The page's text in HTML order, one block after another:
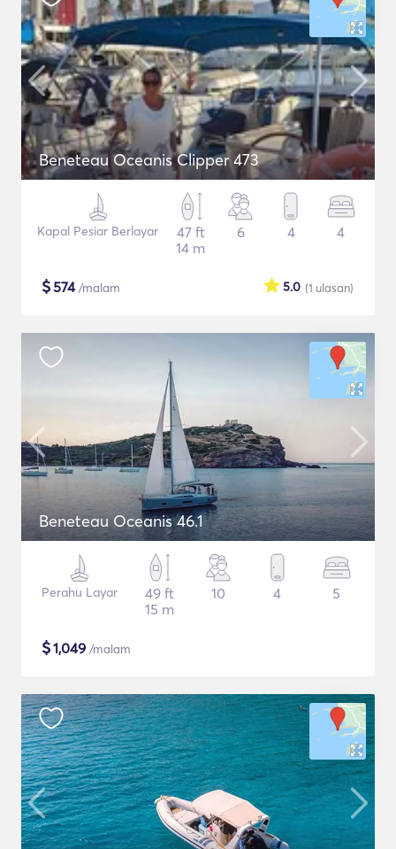
Beneteau Oceanis Clipper 473
Kapal Pesiar Berlayar
47 ft
14 m
6 4 4
$574/malam (1 ulasan)
5.0
Beneteau Oceanis 46.1
Perahu Layar
49 ft
15 m
10 4 5
$1,049 /malam